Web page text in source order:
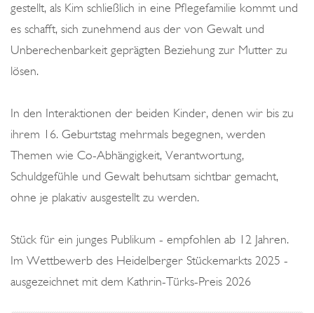
S
E
R
B
gestellt, als Kim schließlich in eine Pflegefamilie kommt und
es schafft, sich zunehmend aus der von Gewalt und
Unberechenbarkeit geprägten Beziehung zur Mutter zu
lösen.
In den Interaktionen der beiden Kinder, denen wir bis zu
ihrem 16. Geburtstag mehrmals begegnen, werden
Themen wie Co-Abhängigkeit, Verantwortung,
Schuldgefühle und Gewalt behutsam sichtbar gemacht,
ohne je plakativ ausgestellt zu werden.
Stück für ein junges Publikum - empfohlen ab 12 Jahren.
Im Wettbewerb des Heidelberger Stückemarkts 2025 -
ausgezeichnet mit dem Kathrin-Türks-Preis 2026